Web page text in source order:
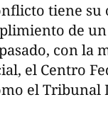
tiene su
de
con la
el Centro
el Tribunal